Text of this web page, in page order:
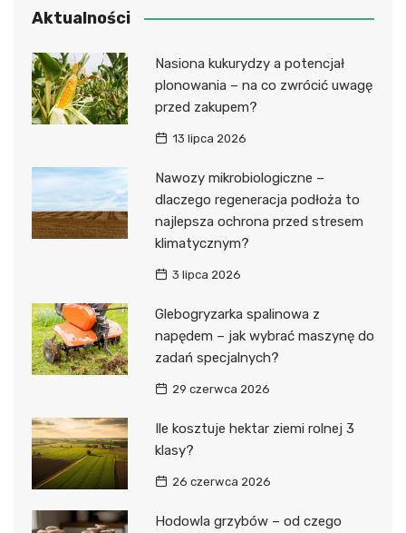
Aktualności
Nasiona kukurydzy a potencjał
plonowania – na co zwrócić uwagę
przed zakupem?
13 lipca 2026
Nawozy mikrobiologiczne –
dlaczego regeneracja podłoża to
najlepsza ochrona przed stresem
klimatycznym?
3 lipca 2026
Glebogryzarka spalinowa z
napędem – jak wybrać maszynę do
zadań specjalnych?
29 czerwca 2026
Ile kosztuje hektar ziemi rolnej 3
klasy?
26 czerwca 2026
Hodowla grzybów – od czego